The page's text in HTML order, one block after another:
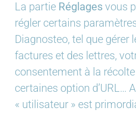
La partie Réglages vous
régler certains
Diagnosteo, tel que gérer
factures et des lettres,
consentement à la
certaines option d’URL…
« utilisateur » est